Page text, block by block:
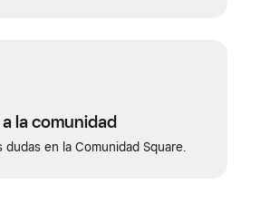
la comunidad
dudas en la Comunidad Square.